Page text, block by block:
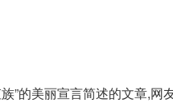
”的美丽宣言简述的文章,网